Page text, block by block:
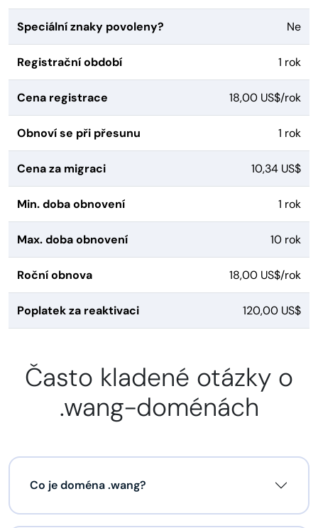
Speciální znaky povoleny? Ne
Registrační období 1 rok
Cena registrace 18,00 US$/rok
Obnoví se při přesunu 1 rok
Cena za migraci 10,34 US$
Min. doba obnovení 1 rok
Max. doba obnovení 10 rok
Roční obnova 18,00 US$/rok
Poplatek za reaktivaci 120,00 US$
Často kladené otázky o
.wang-doménách
Co je doména .wang?